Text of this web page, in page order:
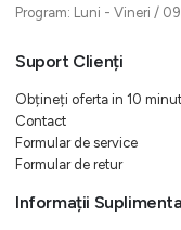
Program: Luni - Vineri /
Suport Clienți
Obțineți oferta in 10
Contact
Formular de service
Formular de retur
Informații